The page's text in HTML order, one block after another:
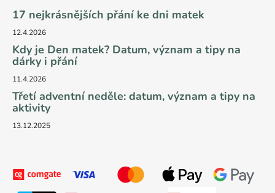
17 nejkrásnějších přání ke dni matek
12.4.2026
Kdy je Den matek? Datum, význam a tipy na
dárky i přání
11.4.2026
Třetí adventní neděle: datum, význam a tipy na
aktivity
13.12.2025